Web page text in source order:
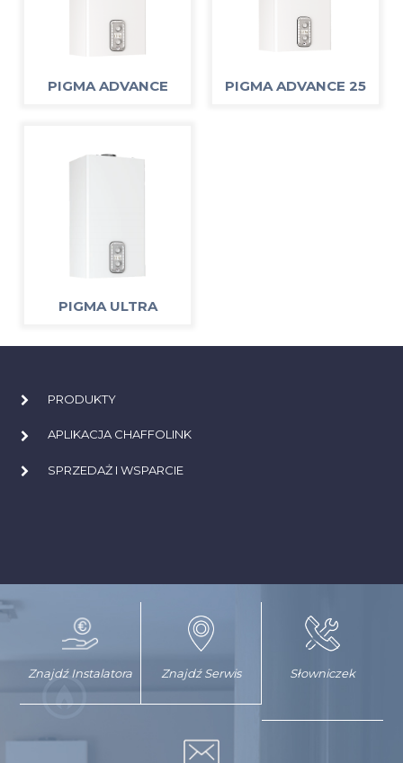
PIGMA ADVANCE PIGMA ADVANCE 25
PIGMA ULTRA
PRODUKTY
APLIKACJA CHAFFOLINK
SPRZEDAŻ I WSPARCIE
Znajdź Instalatora Znajdź Serwis Słowniczek